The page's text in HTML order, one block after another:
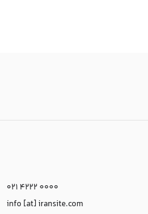
021 4222 0000
info [at] iransite.com